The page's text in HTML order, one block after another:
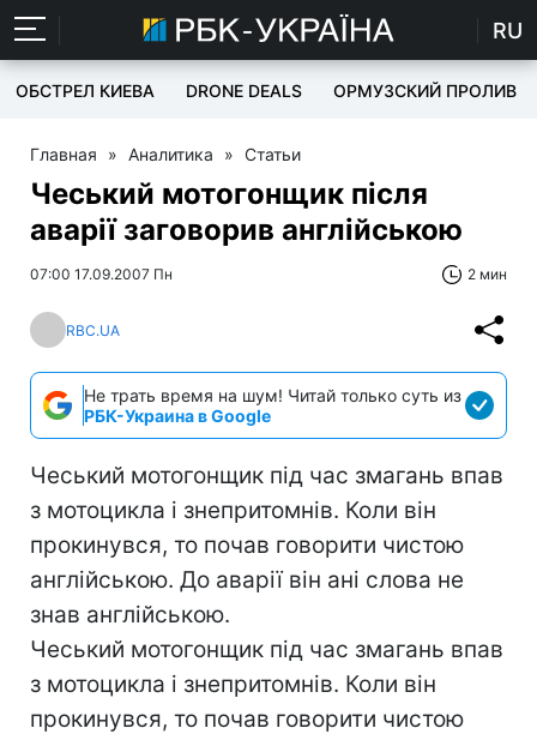
RU
ОБСТРЕЛ КИЕВА DRONE DEALS ОРМУЗСКИЙ ПРОЛИВ
Главная » Аналитика » Статьи
Чеський мотогонщик після
аварії заговорив англійською
07:00 17.09.2007 Пн 2 мин
RBC.UA
Не трать время на шум! Читай только суть из
РБК-Украина в Google
Чеський мотогонщик під час змагань впав
з мотоцикла і знепритомнів. Коли він
прокинувся, то почав говорити чистою
англійською. До аварії він ані слова не
знав англійською.
Чеський мотогонщик під час змагань впав
з мотоцикла і знепритомнів. Коли він
прокинувся, то почав говорити чистою